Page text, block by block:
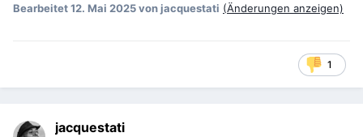
Bearbeitet12. Mai 2025von jacquestati (Änderungen anzeigen)
1
jacquestati